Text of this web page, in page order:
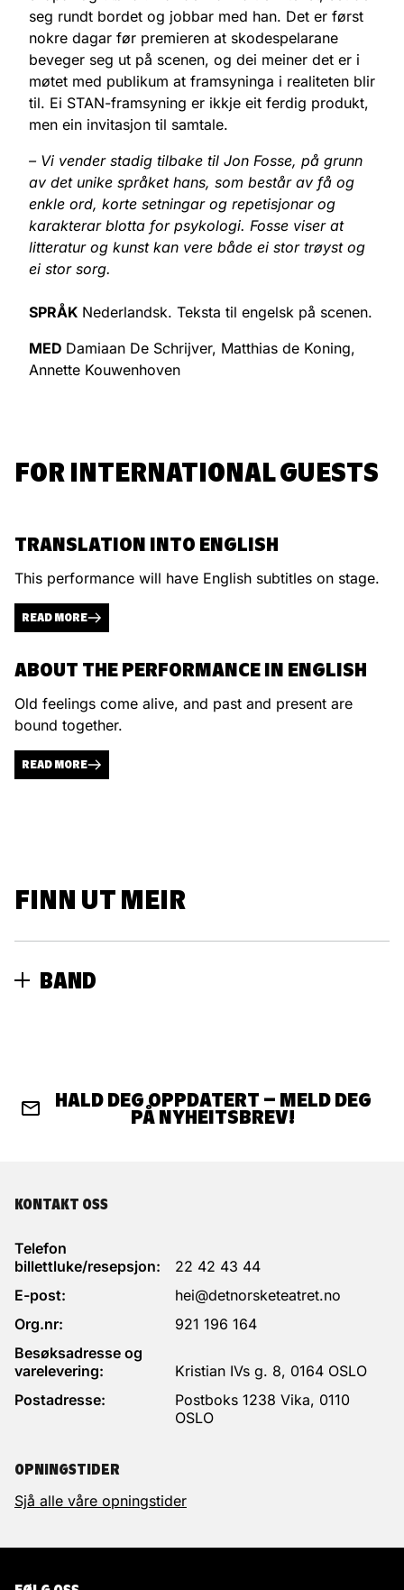
seg rundt bordet og jobbar med han. Det er først
nokre dagar før premieren at skodespelarane
beveger seg ut på scenen, og dei meiner det er i
møtet med publikum at framsyninga i realiteten blir
til. Ei STAN-framsyning er ikkje eit ferdig produkt,
men ein invitasjon til samtale.
– Vi vender stadig tilbake til Jon Fosse, på grunn
av det unike språket hans, som består av få og
enkle ord, korte setningar og repetisjonar og
karakterar blotta for psykologi. Fosse viser at
litteratur og kunst kan vere både ei stor trøyst og
ei stor sorg.
SPRÅK Nederlandsk. Teksta til engelsk på scenen.
MED Damiaan De Schrijver, Matthias de Koning,
Annette Kouwenhoven
FOR INTERNATIONAL GUESTS
TRANSLATION INTO ENGLISH
This performance will have English subtitles on stage.
READ MORE
ABOUT THE PERFORMANCE IN ENGLISH
Old feelings come alive, and past and present are
bound together.
READ MORE
FINN UT MEIR
BAND
Maaike van Rijn
STAN og Discordia
HALD DEG OPPDATERT – MELD DEG
PÅ NYHEITSBREV!
KONTAKT OSS
Telefon
billettluke/resepsjon:
22 42 43 44
E-post:
hei@detnorsketeatret.no
Org.nr:
921 196 164
Besøksadresse og
varelevering:
Kristian IVs g. 8, 0164 OSLO
Postadresse:
Postboks 1238 Vika, 0110
OSLO
OPNINGSTIDER
Sjå alle våre opningstider